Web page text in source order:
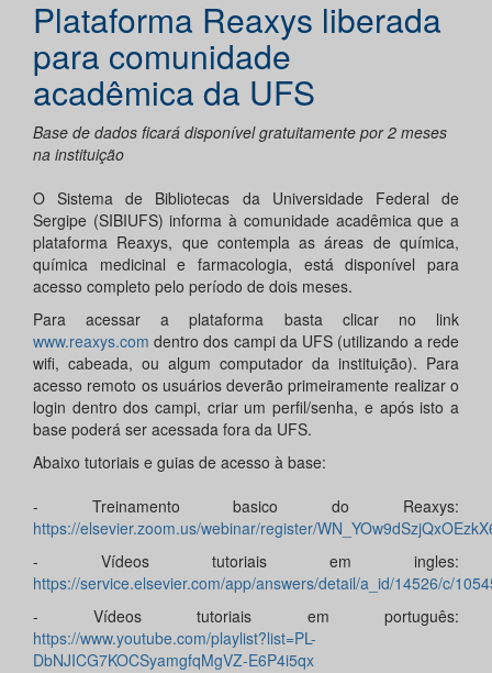
Plataforma Reaxys liberada
para comunidade
acadêmica da UFS
Base de dados ficará disponível gratuitamente por 2 meses
na instituição
O Sistema de Bibliotecas da Universidade Federal de
Sergipe (SIBIUFS) informa à comunidade acadêmica que a
plataforma Reaxys, que contempla as áreas de química,
química medicinal e farmacologia, está disponível para
acesso completo pelo período de dois meses.
Para acessar a plataforma basta clicar no link
www.reaxys.com dentro dos campi da UFS (utilizando a rede
wifi, cabeada, ou algum computador da instituição). Para
acesso remoto os usuários deverão primeiramente realizar o
login dentro dos campi, criar um perfil/senha, e após isto a
base poderá ser acessada fora da UFS.
Abaixo tutoriais e guias de acesso à base:
- Treinamento basico do Reaxys:
https://elsevier.zoom.us/webinar/register/
- Vídeos tutoriais em ingles:
https://service.elsevier.com/app/answers/detail/a_id/14526/c/
- Vídeos tutoriais em português:
https://www.youtube.com/playlist?list=PL-
DbNJICG7KOCSyamgfqMgVZ-E6P4i5qx